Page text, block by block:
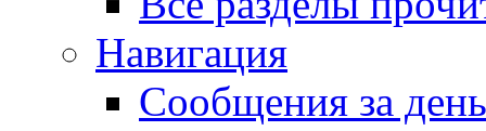
Навигация
Сообщения за день